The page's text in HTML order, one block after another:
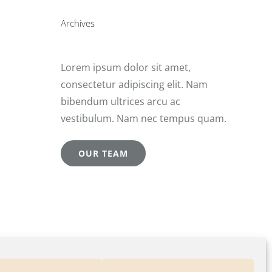
Archives
Lorem ipsum dolor sit amet,
consectetur adipiscing elit. Nam
bibendum ultrices arcu ac
vestibulum. Nam nec tempus quam.
OUR TEAM